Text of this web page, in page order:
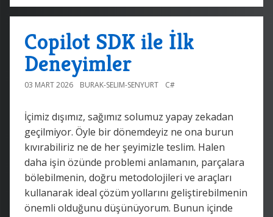
Copilot SDK ile İlk
Deneyimler
03 MART 2026 BURAK-SELIM-SENYURT C#
İçimiz dışımız, sağımız solumuz yapay zekadan
geçilmiyor. Öyle bir dönemdeyiz ne ona burun
kıvırabiliriz ne de her şeyimizle teslim. Halen
daha işin özünde problemi anlamanın, parçalara
bölebilmenin, doğru metodolojileri ve araçları
kullanarak ideal çözüm yollarını geliştirebilmenin
önemli olduğunu düşünüyorum. Bunun içinde